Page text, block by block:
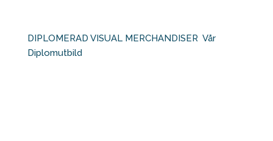
DIPLOMERAD VISUAL MERCHANDISER⁠ ⁠ Vår
Diplomutbild